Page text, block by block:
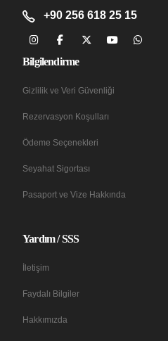
+90 256 618 25 15
Bilgilendirme
Gizlilik ve Veri Güvenliği
Rezervasyon Koşulları
Ödeme Seçenekleri
Seyahat Sigortası
Pasaport ve Vize Hakkında
Yardım / SSS
İletişim
Faydalı Bilgiler
Hakkımızda